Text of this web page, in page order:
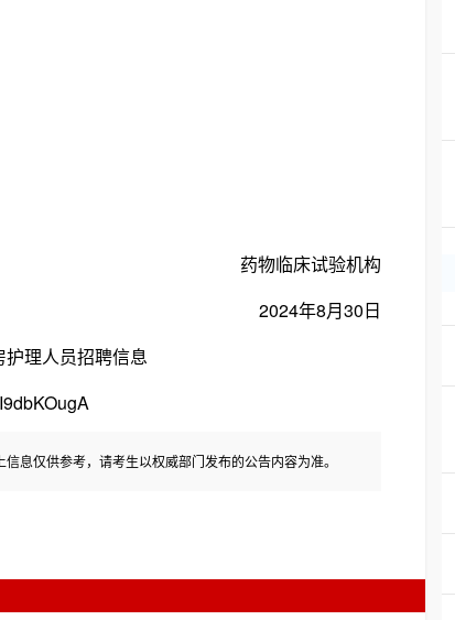
药物临床试验机构
2024年8月30日
理人员招聘信息
息仅供参考，请考生以权威部门发布的公告内容为准。